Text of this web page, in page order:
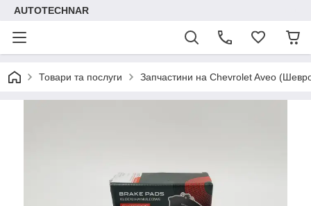
AUTOTECHNAR
Товари та послуги Запчастини на Chevrolet Aveo